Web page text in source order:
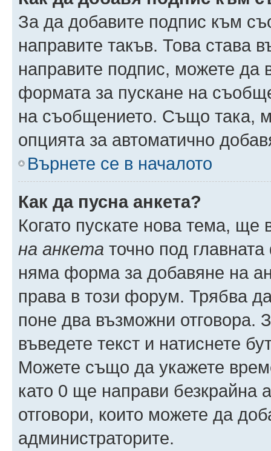
За да добавите подпис към
направите такъв. Това
направите подпис, можете да
формата за пускане на
на съобщението. Също така,
опцията за автоматично
Върнете се в началото
Как да пусна анкета?
Когато пускате нова тема,
на анкета точно под
няма форма за добавяне на
права в този форум. Трябва
поне два възможни отговора.
въведете текст и натиснете
Можете също да укажете
като 0 ще направи безкрайна
отговори, които можете да
администраторите.